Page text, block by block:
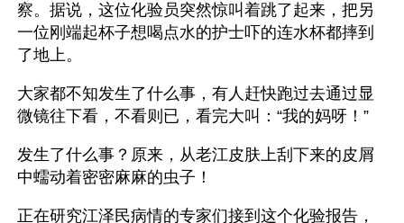
察。据说，这位化验员突然惊叫着跳了起来，把另
一位刚端起杯子想喝点水的护士吓的连水杯都摔到
了地上。
大家都不知发生了什么事，有人赶快跑过去通过显
微镜往下看，不看则已，看完大叫：“我的妈呀！”
发生了什么事？原来，从老江皮肤上刮下来的皮屑
中蠕动着密密麻麻的虫子！
正在研究江泽民病情的专家们接到这个化验报告，